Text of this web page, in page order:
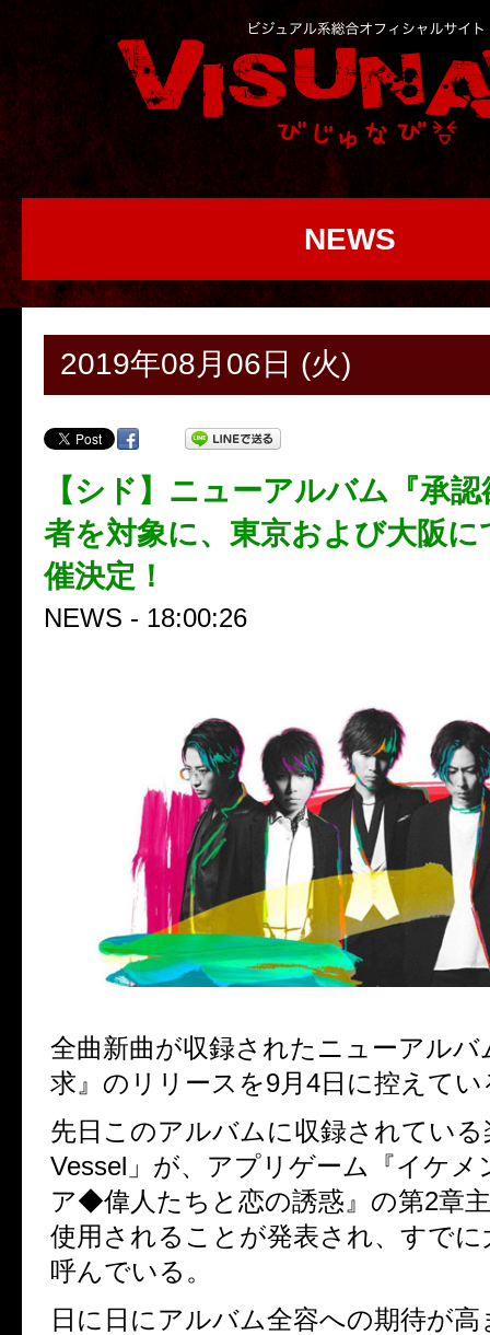
NEWS
2019年08月06日 (火)
【シド】ニューアルバム『承
者を対象に、東京および大阪に
催決定！
NEWS - 18:00:26
全曲新曲が収録されたニューアルバ
求』のリリースを9月4日に控えて
先日このアルバムに収録されている
Vessel 」が、アプリゲーム『イケ
ア◆偉人たちと恋の誘惑』の第2章
使用されることが発表され、すで
呼んでいる。
日に日にアルバム全容への期待が